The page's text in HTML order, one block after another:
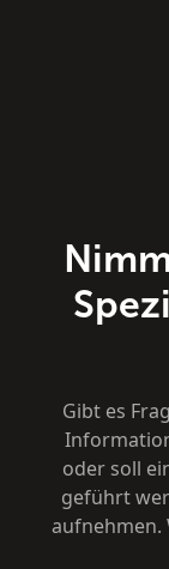
Gibt es
oder soll
geführt
aufnehmen.